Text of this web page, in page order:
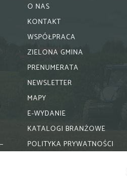
O NAS
KONTAKT
WSPÓŁPRACA
ZIELONA GMINA
PRENUMERATA
NEWSLETTER
MAPY
E-WYDANIE
KATALOGI BRANŻOWE
POLITYKA PRYWATNOŚCI